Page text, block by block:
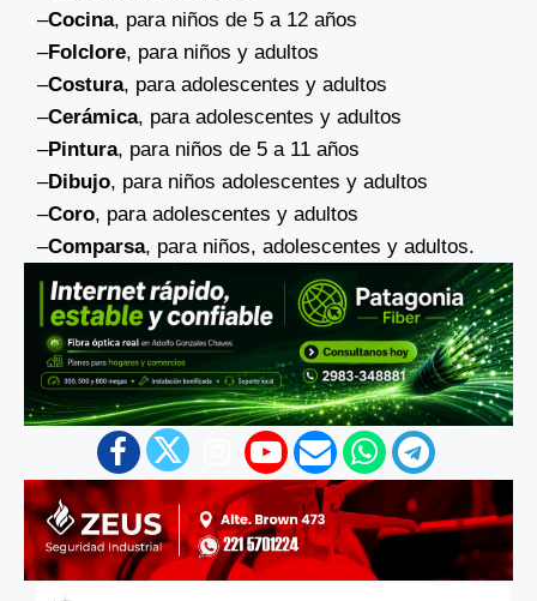
–Cocina, para niños de 5 a 12 años
–Folclore, para niños y adultos
–Costura, para adolescentes y adultos
–Cerámica, para adolescentes y adultos
–Pintura, para niños de 5 a 11 años
–Dibujo, para niños adolescentes y adultos
–Coro, para adolescentes y adultos
–Comparsa, para niños, adolescentes y adultos.